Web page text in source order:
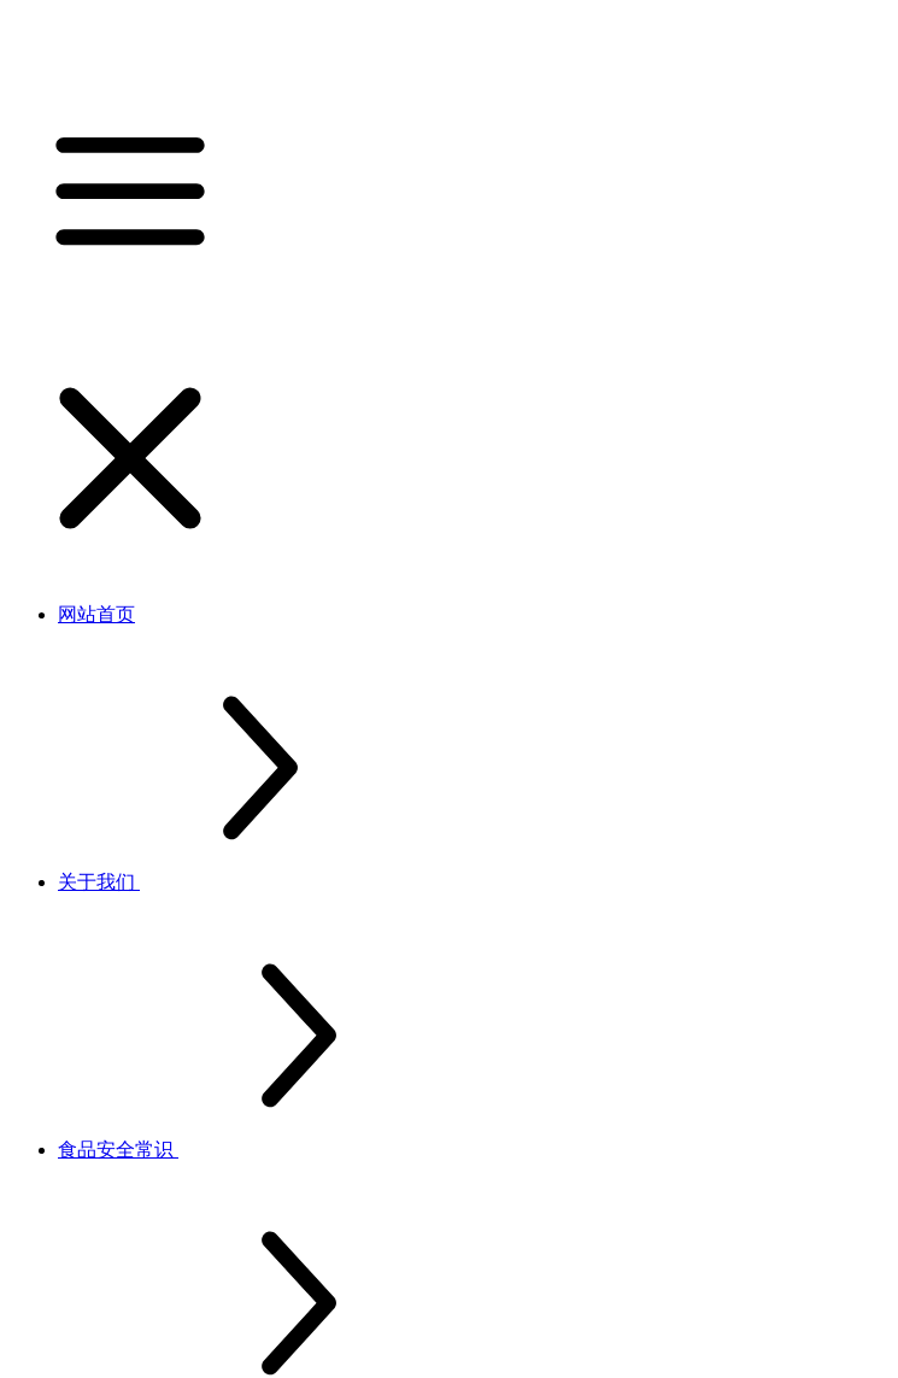
网站首页
关于我们
食品安全常识